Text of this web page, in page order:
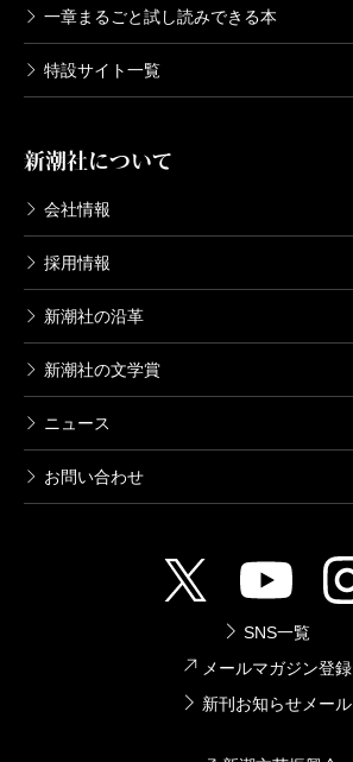
一章まるごと試し読みできる本
特設サイト一覧
新潮社について
会社情報
採用情報
新潮社の沿革
新潮社の文学賞
ニュース
お問い合わせ
SNS一覧
メールマガジン登録
新刊お知らせメール